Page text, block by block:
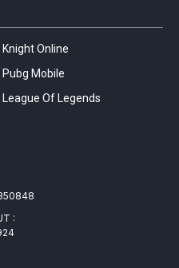
Knight Online
Pubg Mobile
League Of Legends
: